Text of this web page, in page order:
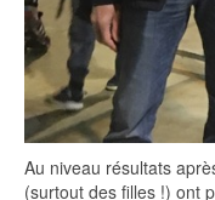
Au niveau résultats
(surtout des filles !) ont